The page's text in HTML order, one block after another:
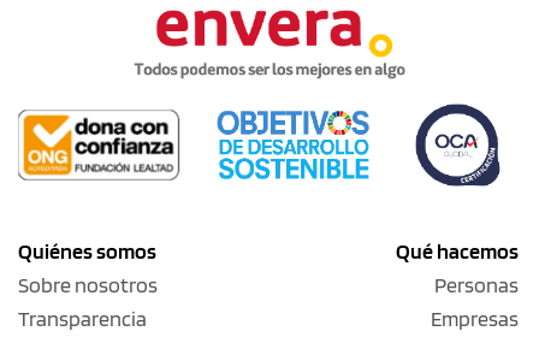
Quiénes somos
Sobre nosotros
Transparencia
Qué hacemos
Personas
Empresas